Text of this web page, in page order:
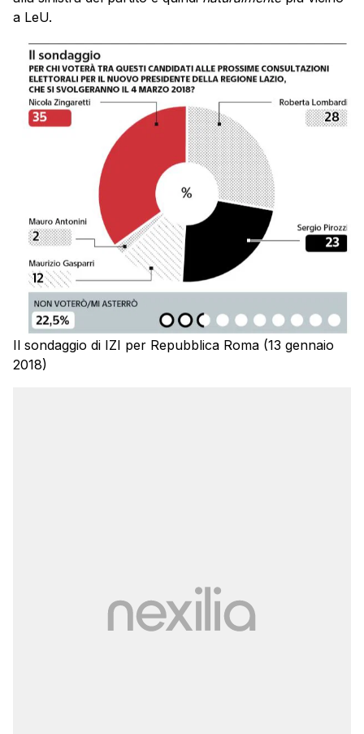
a LeU.
Il sondaggio di IZI per Repubblica Roma (13 gennaio
2018)